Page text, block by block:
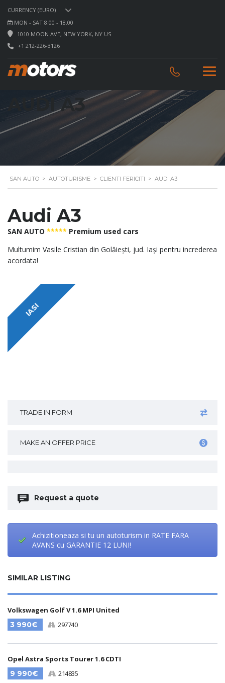
CURRENCY (EURO)
MON - SAT 8.00 - 18.00
1010 MOON AVE, NEW YORK, NY US
+1 212-226-3126
AUDI A3
SAN AUTO > AUTOTURISME > CLIENTI FERICITI > AUDI A3
Audi A3
SAN AUTO ***** Premium used cars
Multumim Vasile Cristian din Golăiești, jud. Iași pentru increderea
acordata!
IASI
TRADE IN FORM
MAKE AN OFFER PRICE
Request a quote
Achizitioneaza si tu un autoturism in RATE FARA
AVANS cu GARANTIE 12 LUNI!
SIMILAR LISTING
Volkswagen Golf V 1.6 MPI United
3 990€
297740
Opel Astra Sports Tourer 1.6 CDTI
9 990€
214835